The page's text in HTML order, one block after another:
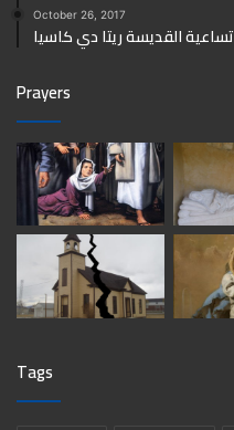
October 26, 2017
تساعية القديسة ريتا دي كاسيا
Prayers
Tags